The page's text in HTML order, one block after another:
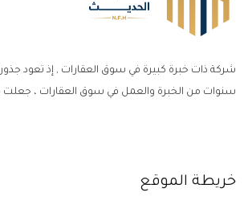
سنوات من الخبرة والعمل في سوق العقارات ، جعلت
خريطة الموقع